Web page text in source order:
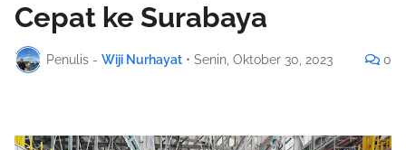
Cepat ke Surabaya
Penulis - Wiji Nurhayat • Senin, Oktober 30, 2023 0